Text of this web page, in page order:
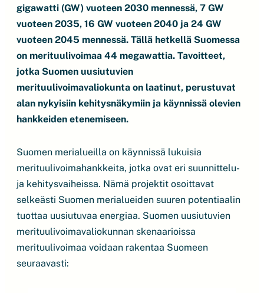
gigawatti (GW) vuoteen 2030 mennessä, 7 GW
vuoteen 2035, 16 GW vuoteen 2040 ja 24 GW
vuoteen 2045 mennessä. Tällä hetkellä Suomessa
on merituulivoimaa 44 megawattia. Tavoitteet,
jotka Suomen uusiutuvien
merituulivoimavaliokunta on laatinut, perustuvat
alan nykyisiin kehitysnäkymiin ja käynnissä olevien
hankkeiden etenemiseen.
Suomen merialueilla on käynnissä lukuisia
merituulivoimahankkeita, jotka ovat eri suunnittelu-
ja kehitysvaiheissa. Nämä projektit osoittavat
selkeästi Suomen merialueiden suuren potentiaalin
tuottaa uusiutuvaa energiaa. Suomen uusiutuvien
merituulivoimavaliokunnan skenaarioissa
merituulivoimaa voidaan rakentaa Suomeen
seuraavasti: